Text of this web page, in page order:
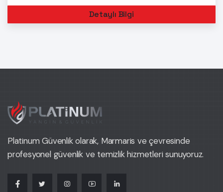
rol oynar. Yangın tüpü, yangın başlar başlamaz
anında m
Detaylı Bilgi
Platinum Güvenlik olarak, Marmaris ve çevresinde
profesyonel güvenlik ve temizlik hizmetleri sunuyoruz.